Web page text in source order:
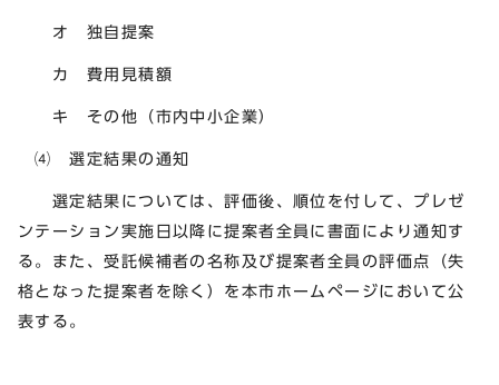
オ 独自提案
カ 費用見積額
キ その他（市内中小企業）
⑷ 選定結果の通知
選定結果については、評価後、順位を付して、プレゼ
ンテーション実施日以降に提案者全員に書面により通知す
る。また、受託候補者の名称及び提案者全員の評価点（失
格となった提案者を除く）を本市ホームページにおいて公
表する。